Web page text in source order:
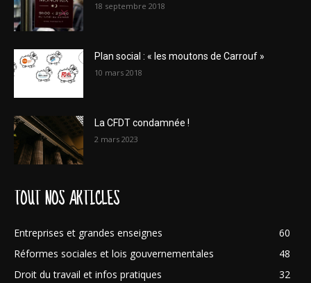
18 septembre 2018
Plan social : « les moutons de Carrouf »
10 mars 2018
La CFDT condamnée !
2 mars 2023
TOUT NOS ARTICLES
Entreprises et grandes enseignes
60
Réformes sociales et lois gouvernementales
48
Droit du travail et infos pratiques
32